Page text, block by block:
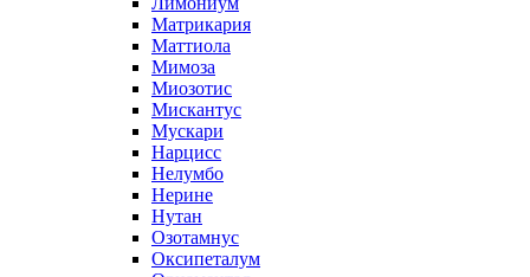
Матрикария
Маттиола
Мимоза
Миозотис
Мискантус
Мускари
Нарцисс
Нелумбо
Нерине
Нутан
Озотамнус
Оксипеталум